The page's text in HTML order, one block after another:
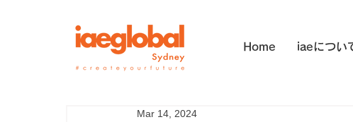
Home iaeについ
Mar 14, 2024